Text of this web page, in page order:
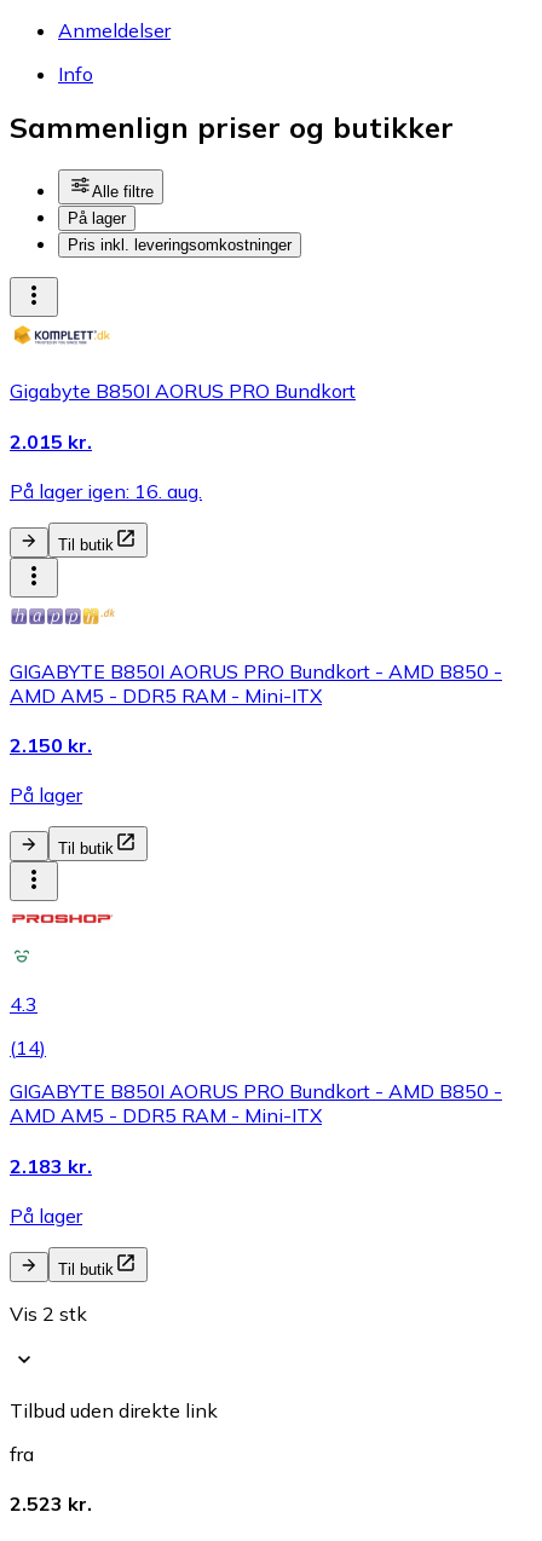
Anmeldelser
Info
Sammenlign priser og butikker
Alle filtre
På lager
Pris inkl. leveringsomkostninger
Gigabyte B850I AORUS PRO Bundkort
2.015 kr.
På lager igen: 16. aug.
Til butik
GIGABYTE B850I AORUS PRO Bundkort - AMD B850 -
AMD AM5 - DDR5 RAM - Mini-ITX
2.150 kr.
På lager
Til butik
4.3
(14)
GIGABYTE B850I AORUS PRO Bundkort - AMD B850 -
AMD AM5 - DDR5 RAM - Mini-ITX
2.183 kr.
På lager
Til butik
Vis 2 stk
Tilbud uden direkte link
fra
2.523 kr.